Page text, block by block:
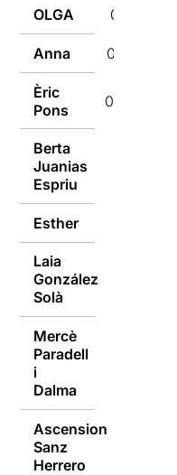
OLGA 09/01/2017
Anna 09/01/2017
Èric
Pons
09/01/2017
Berta
Juanias
Espriu
Esther
Laia
González
Solà
Mercè
Paradell
i
Dalma
Ascension
Sanz
Herrero